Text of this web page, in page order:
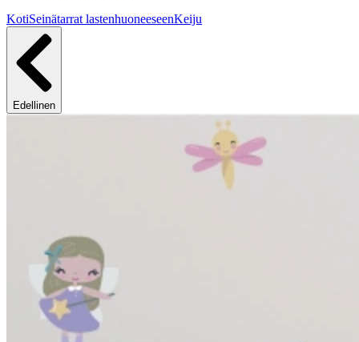
KotiSeinätarrat lastenhuoneeseenKeiju
Edellinen